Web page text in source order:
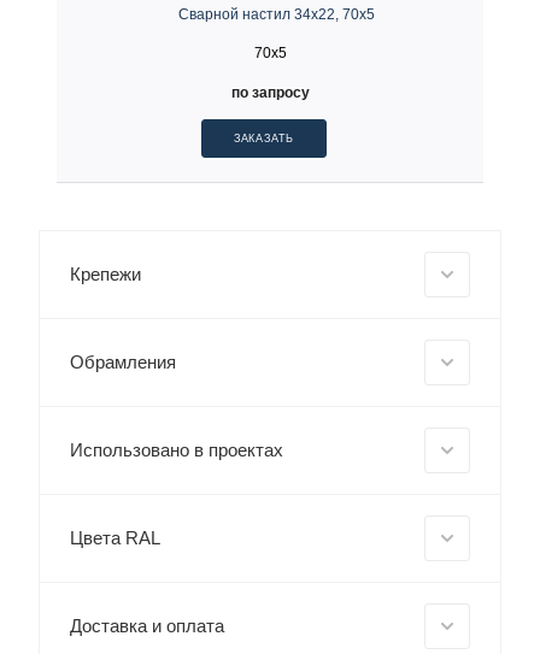
Сварной настил 34х22, 70х5
70x5
по запросу
ЗАКАЗАТЬ
Крепежи
Обрамления
Использовано в проектах
Цвета RAL
Доставка и оплата